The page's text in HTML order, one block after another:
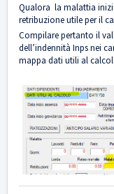
Qualora la malattia inizi
retribuzione utile per il
Compilare pertanto il
dell’indennità Inps nei
mappa dati utili al